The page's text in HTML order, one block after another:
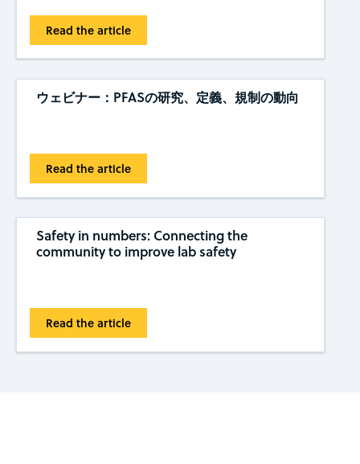
Read the article
ウェビナー：PFASの研究、定義、規制の動向
Read the article
Safety in numbers: Connecting the
community to improve lab safety
Read the article